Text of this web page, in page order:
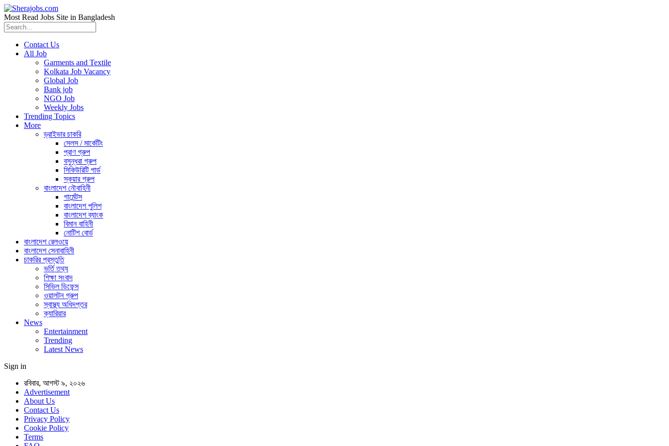
Most Read Jobs Site in Bangladesh
Contact Us
All Job
Garments and Textile
Kolkata Job Vacancy
Global Job
Bank job
NGO Job
Weekly Jobs
Trending Topics
More
ড্রাইভার চাকরি
সেলস / মার্কেটিং
প্রাণ গ্রুপ
বসুন্ধরা গ্রুপ
সিকিউরিটি গার্ড
স্কয়ার গ্রুপ
বাংলাদেশ নৌবাহিনী
গার্মেন্টস
বাংলাদেশ পুলিশ
বাংলাদেশ ব্যাংক
বিমান বাহিনী
নোটিশ বোর্ড
বাংলাদেশ রেলওয়ে
বাংলাদেশ সেনাবাহিনী
চাকরির প্রস্তুতি
ভর্তি তথ্য
শিক্ষা সংবাদ
সিভিল ডিফেন্স
ওয়ালটন গ্রুপ
স্বাস্থ্য অধিদপ্তর
ক্যারিয়ার
News
Entertainment
Trending
Latest News
Sign in
রবিবার, আগস্ট ৯, ২০২৬
Advertisement
About Us
Contact Us
Privacy Policy
Cookie Policy
Terms